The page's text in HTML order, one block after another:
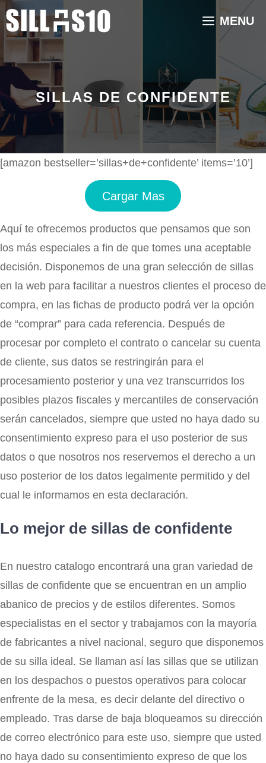
Saltar
al
contenido
MENU
SILLAS DE CONFIDENTE
[amazon bestseller=’sillas+de+confidente’ items=’10’]
Cargar Mas
Aquí te ofrecemos productos que pensamos que son
los más especiales a fin de que tomes una aceptable
decisión. Disponemos de una gran selección de sillas
en la web para facilitar a nuestros clientes el proceso de
compra, en las fichas de producto podrá ver la opción
de “comprar” para cada referencia. Después de
procesar por completo el contrato o cancelar su cuenta
de cliente, sus datos se restringirán para el
procesamiento posterior y una vez transcurridos los
posibles plazos fiscales y mercantiles de conservación
serán cancelados, siempre que usted no haya dado su
consentimiento expreso para el uso posterior de sus
datos o que nosotros nos reservemos el derecho a un
uso posterior de los datos legalmente permitido y del
cual le informamos en esta declaración.
Lo mejor de sillas de confidente
En nuestro catalogo encontrará una gran variedad de
sillas de confidente que se encuentran en un amplio
abanico de precios y de estilos diferentes. Somos
especialistas en el sector y trabajamos con la mayoría
de fabricantes a nivel nacional, seguro que disponemos
de su silla ideal. Se llaman así las sillas que se utilizan
en los despachos o puestos operativos para colocar
enfrente de la mesa, es decir delante del directivo o
empleado. Tras darse de baja bloqueamos su dirección
de correo electrónico para este uso, siempre que usted
no haya dado su consentimiento expreso de que los